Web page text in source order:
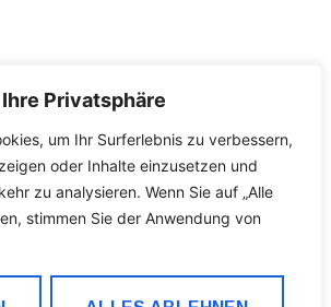
Privatsphäre
um Ihr Surferlebnis zu verbessern,
oder Inhalte einzusetzen und
zu analysieren. Wenn Sie auf „Alle
stimmen Sie der Anwendung von